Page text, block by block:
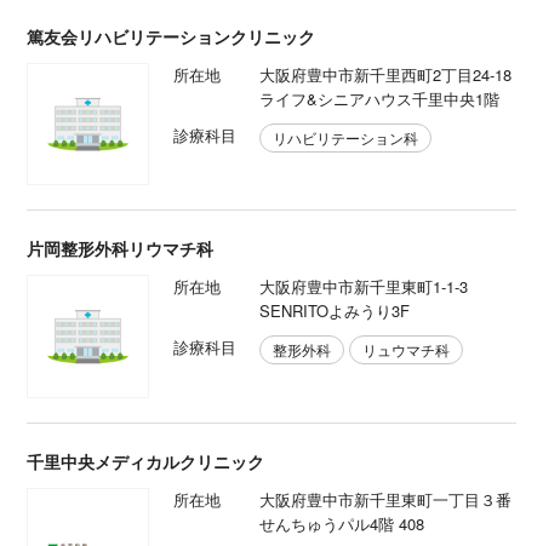
篤友会リハビリテーションクリニック
所在地
大阪府豊中市新千里西町2丁目24-18
ライフ&シニアハウス千里中央1階
診療科目
リハビリテーション科
片岡整形外科リウマチ科
所在地
大阪府豊中市新千里東町1-1-3
SENRITOよみうり3F
診療科目
整形外科 リュウマチ科
千里中央メディカルクリニック
所在地
大阪府豊中市新千里東町一丁目３番
せんちゅうパル4階 408